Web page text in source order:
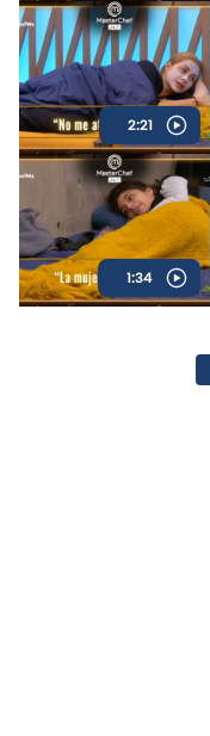
2:21
1:34